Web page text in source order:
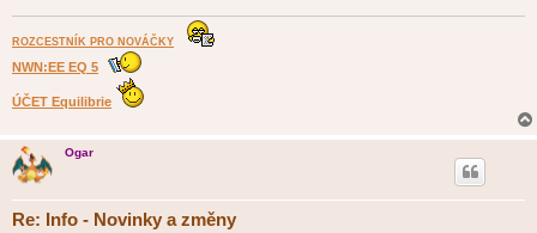
ROZCESTNÍK PRO NOVÁČKY
NWN:EE EQ 5
ÚČET Equilibrie
Ogar
Re: Info - Novinky a změny